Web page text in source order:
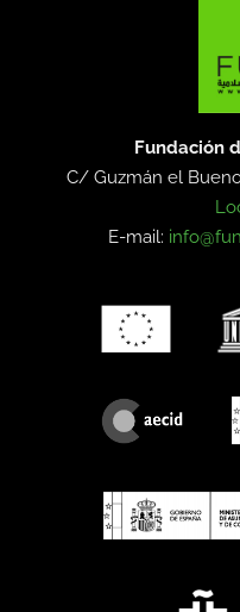
Fundación
C/ Guzmán el
E-mail: